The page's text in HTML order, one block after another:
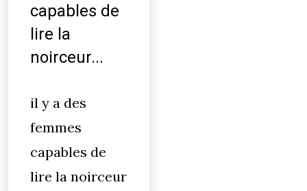
capables de
lire la
noirceur...
il y a des
femmes
capables de
lire la noirceur